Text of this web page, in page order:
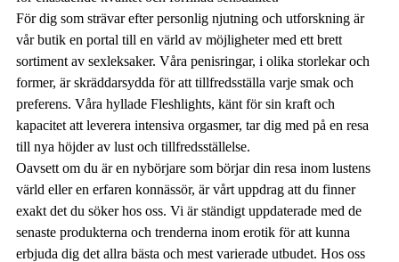
För dig som strävar efter personlig njutning och utforskning är
vår butik en portal till en värld av möjligheter med ett brett
sortiment av sexleksaker. Våra penisringar, i olika storlekar och
former, är skräddarsydda för att tillfredsställa varje smak och
preferens. Våra hyllade Fleshlights, känt för sin kraft och
kapacitet att leverera intensiva orgasmer, tar dig med på en resa
till nya höjder av lust och tillfredsställelse.
Oavsett om du är en nybörjare som börjar din resa inom lustens
värld eller en erfaren konnässör, är vårt uppdrag att du finner
exakt det du söker hos oss. Vi är ständigt uppdaterade med de
senaste produkterna och trenderna inom erotik för att kunna
erbjuda dig det allra bästa och mest varierade utbudet. Hos oss